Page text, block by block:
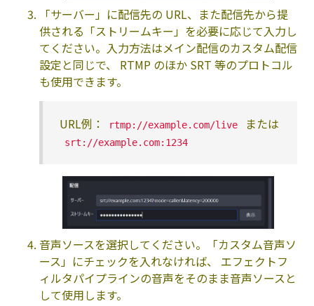
「サーバー」に配信先の URL、また配信先から提
供される「ストリームキー」を必要に応じて入力し
てください。入力方法はメイン配信のカスタム配信
設定と同じで、 RTMP のほか SRT 等のプロトコル
も使用できます。
URL例： rtmp://example.com/live または
srt://example.com:1234
音声ソースを選択してください。「カスタム音声ソ
ース」にチェックを入れなければ、 エフェクトフ
ィルタパイプラインの音声をそのまま音声ソースと
して使用します。